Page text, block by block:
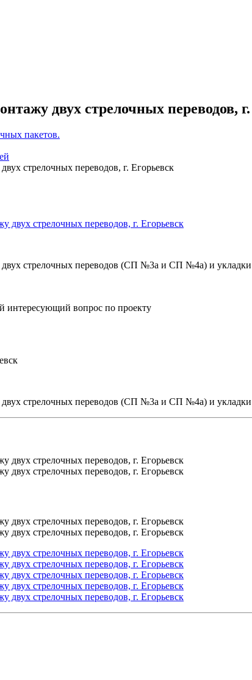
двух стрелочных переводов,
пакетов.
стрелочных переводов, г. Егорьевск
стрелочных переводов (СП №3а и СП №4а) и
интересующий вопрос по проекту
стрелочных переводов (СП №3а и СП №4а) и